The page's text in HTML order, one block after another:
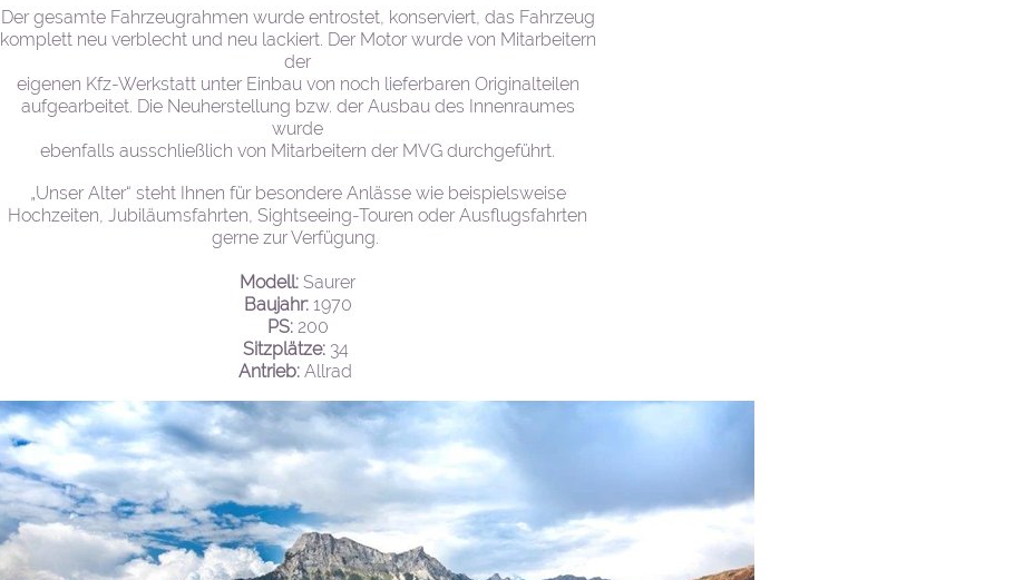
Der gesamte Fahrzeugrahmen wurde entrostet, konserviert, das Fahrzeug
komplett neu verblecht und neu lackiert. Der Motor wurde von Mitarbeitern
der
eigenen Kfz-Werkstatt unter Einbau von noch lieferbaren Originalteilen
aufgearbeitet. Die Neuherstellung bzw. der Ausbau des Innenraumes
wurde
ebenfalls ausschließlich von Mitarbeitern der MVG durchgeführt.
„Unser Alter“ steht Ihnen für besondere Anlässe wie beispielsweise
Hochzeiten, Jubiläumsfahrten, Sightseeing-Touren oder Ausflugsfahrten
gerne zur Verfügung.
Modell: Saurer
Baujahr:1970
PS: 200
Sitzplätze:34
Antrieb: Allrad